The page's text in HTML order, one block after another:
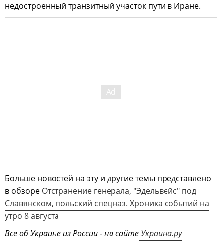
недостроенный транзитный участок пути в Иране.
Больше новостей на эту и другие темы представлено
в обзоре Отстранение генерала, "Эдельвейс" под
Славянском, польский спецназ. Хроника событий на
утро 8 августа
Все об Украине из России - на сайтеУкраина.ру